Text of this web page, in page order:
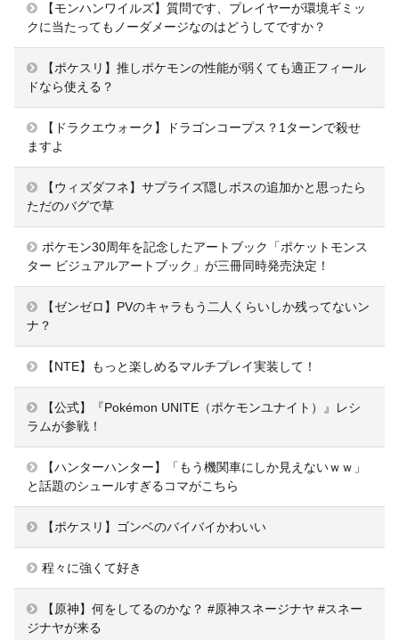
【モンハンワイルズ】質問です、プレイヤーが環境ギミッ
クに当たってもノーダメージなのはどうしてですか？
【ポケスリ】推しポケモンの性能が弱くても適正フィール
ドなら使える？
【ドラクエウォーク】ドラゴンコープス？1ターンで殺せ
ますよ
【ウィズダフネ】サプライズ隠しボスの追加かと思ったら
ただのバグで草
ポケモン30周年を記念したアートブック「ポケットモンス
ター ビジュアルアートブック」が三冊同時発売決定！
【ゼンゼロ】PVのキャラもう二人くらいしか残ってないン
ナ？
【NTE】もっと楽しめるマルチプレイ実装して！
【公式】『Pokémon UNITE（ポケモンユナイト）』レシ
ラムが参戦！
【ハンターハンター】「もう機関車にしか見えないｗｗ」
と話題のシュールすぎるコマがこちら
【ポケスリ】ゴンベのバイバイかわいい
程々に強くて好き
【原神】何をしてるのかな？ #原神スネージナヤ #スネー
ジナヤが来る